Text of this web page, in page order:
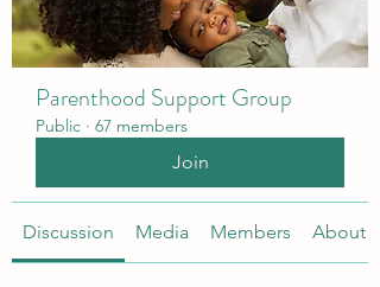
Parenthood Support Group
Public · 67 members
Join
Discussion Media Members About